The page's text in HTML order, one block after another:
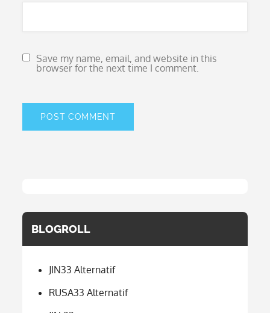
Save my name, email, and website in this
browser for the next time I comment.
BLOGROLL
JIN33 Alternatif
RUSA33 Alternatif